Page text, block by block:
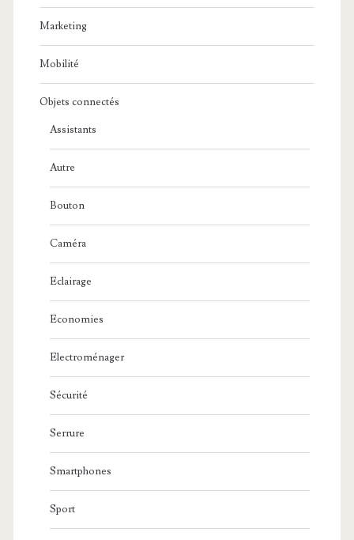
Marketing
Mobilité
Objets connectés
Assistants
Autre
Bouton
Caméra
Eclairage
Economies
Electroménager
Sécurité
Serrure
Smartphones
Sport